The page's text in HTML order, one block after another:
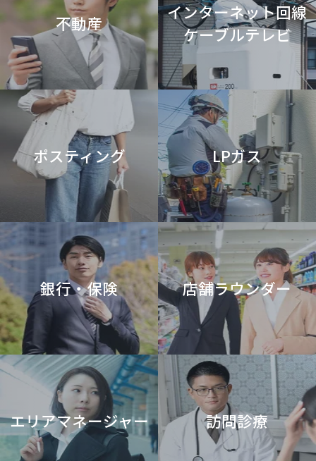
不動産
インターネット回線
ケーブルテレビ
ポスティング LPガス
銀行・保険 店舗ラウンダー
エリアマネージャー 訪問診療